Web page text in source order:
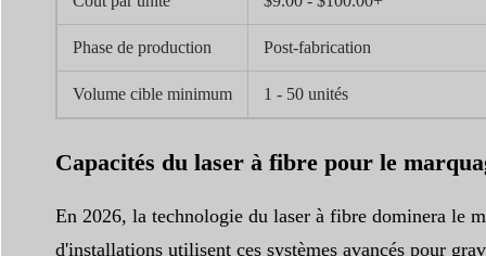
Phase de production Post-fabrication
Volume cible minimum 1 - 50 unités
Capacités du laser à fibre pour le
En 2026, la technologie du laser à fibre dominera le
d'installations utilisent ces systèmes avancés pour